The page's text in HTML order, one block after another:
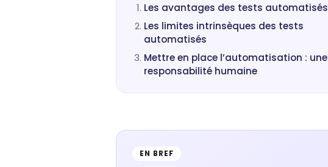
Les avantages des tests automatisés
Les limites intrinsèques des tests
automatisés
Mettre en place l’automatisation : une
responsabilité humaine
EN BREF